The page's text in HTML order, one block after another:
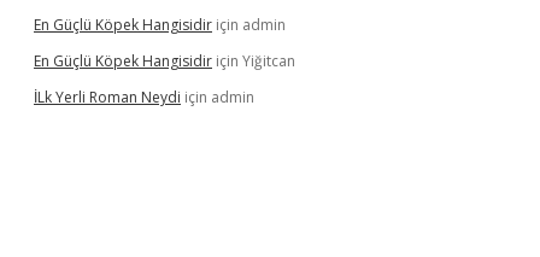
En Güçlü Köpek Hangisidir için admin
En Güçlü Köpek Hangisidir için Yiğitcan
İLk Yerli Roman Neydi için admin